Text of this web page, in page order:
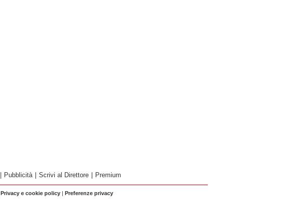
Pubblicità Scrivi al Direttore Premium
Privacy e cookie policy | Preferenze privacy